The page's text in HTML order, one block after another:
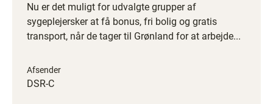
Nu er det muligt for udvalgte grupper af
sygeplejersker at få bonus, fri bolig og gratis
transport, når de tager til Grønland for at arbejde...
Afsender
DSR-C